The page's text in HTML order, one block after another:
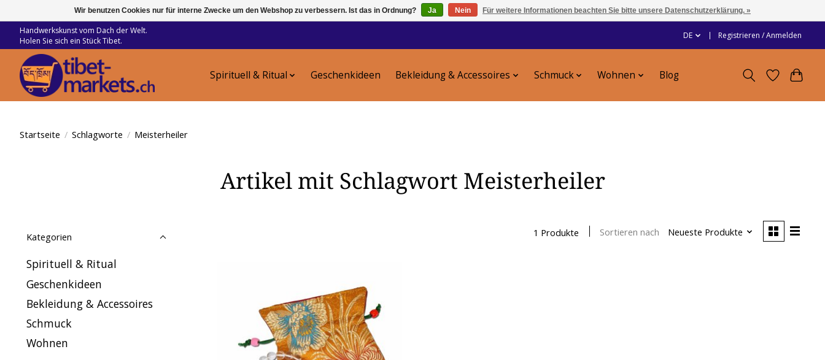
Handwerkskunst vom Dach der Welt.
Holen Sie sich ein Stück Tibet.
DE Registrieren / Anmelden
Spirituell & Ritual Geschenkideen Bekleidung & Accessoires Schmuck Wohnen Blog
Startseite / Schlagworte / Meisterheiler
Artikel mit Schlagwort Meisterheiler
Kategorien
Spirituell & Ritual
Geschenkideen
Bekleidung & Accessoires
Schmuck
Wohnen
1 Produkte Sortieren nach Neueste Produkte
Wir benutzen Cookies nur für interne Zwecke um den Webshop zu verbessern. Ist das in Ordnung? Ja Nein Für weitere Informationen beachten Sie bitte unsere Datenschutzerklärung. »